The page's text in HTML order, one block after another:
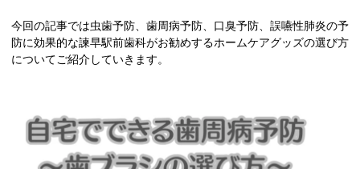
今回の記事では虫歯予防、歯周病予防、口臭予防、誤嚥性肺炎の予
防に効果的な諫早駅前歯科がお勧めするホームケアグッズの選び方
についてご紹介していきます。